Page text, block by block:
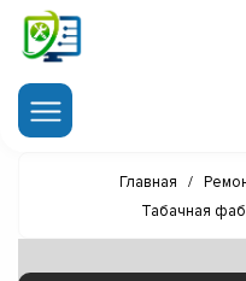
Главная /
Табачная